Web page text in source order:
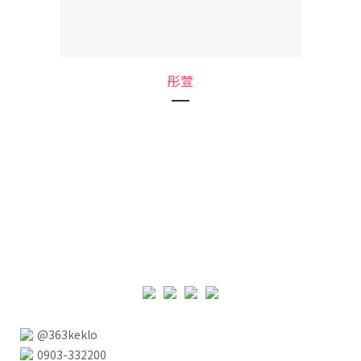
彤萱
@363keklo
0903-332200